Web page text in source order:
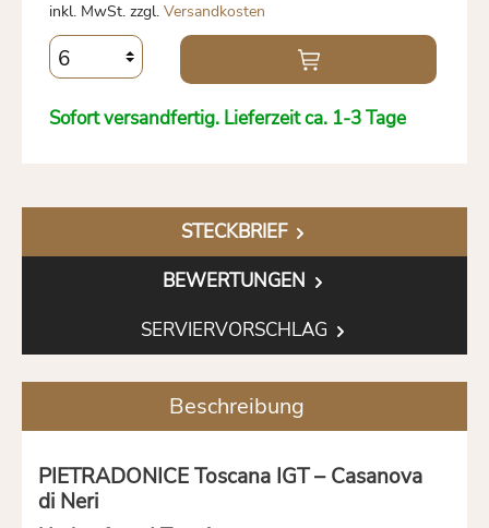
inkl. MwSt. zzgl. Versandkosten
Sofort versandfertig. Lieferzeit ca. 1-3 Tage
STECKBRIEF
BEWERTUNGEN
SERVIERVORSCHLAG
Beschreibung
PIETRADONICE Toscana IGT – Casanova
di Neri